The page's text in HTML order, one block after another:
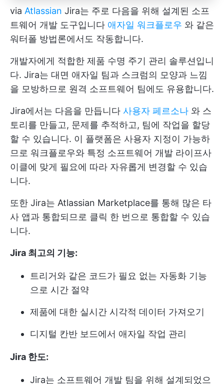
via Atlassian Jira는 주로 다음을 위해 설계된 소프
트웨어 개발 도구입니다 애자일 워크플로우 와 같은
워터폴 방법론에서도 작동합니다.
개발자에게 적합한 제품 수명 주기 관리 솔루션입니
다. Jira는 대면 애자일 팀과 스크럼의 모양과 느낌
을 모방하므로 원격 소프트웨어 팀에도 유용합니다.
Jira에서는 다음을 만듭니다 사용자 페르소나 와 스
토리를 만들고, 문제를 추적하고, 팀에 작업을 할당
할 수 있습니다. 이 플랫폼은 사용자 지정이 가능하
므로 워크플로우와 특정 소프트웨어 개발 라이프사
이클에 맞게 필요에 따라 자유롭게 변경할 수 있습
니다.
또한 Jira는 Atlassian Marketplace를 통해 많은 타
사 앱과 통합되므로 클릭 한 번으로 통합할 수 있습
니다.
Jira 최고의 기능:
트리거와 같은 코드가 필요 없는 자동화 기능
으로 시간 절약
제품에 대한 실시간 시각적 데이터 가져오기
디지털 칸반 보드에서 애자일 작업 관리
Jira 한도:
Jira는 소프트웨어 개발 팀을 위해 설계되었으